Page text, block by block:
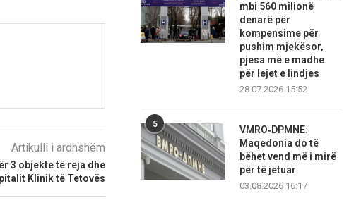
Artikulli i ardhshëm
3 objekte të reja dhe
Klinik të Tetovës
mbi 560 milionë
denarë për
kompensime për
pushim mjekësor,
pjesa më e madhe
për lejet e lindjes
28.07.2026 15:52
5
VMRO‑DPMNE:
Maqedonia do të
bëhet vend më i mirë
për të jetuar
03.08.2026 16:17